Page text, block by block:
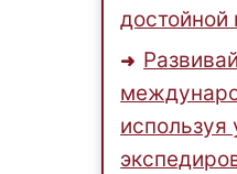
достойной
используя